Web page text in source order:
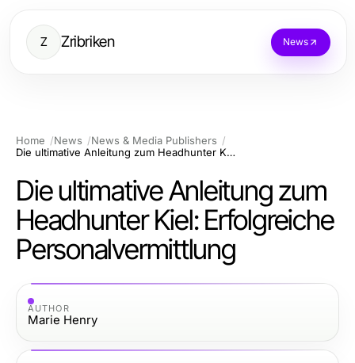
Z Zribriken News
Home News
News & Media Publishers
Die ultimative Anleitung zum Headhunter Kiel: Erfolgreiche Personalvermittlung
Die ultimative Anleitung zum
Headhunter Kiel: Erfolgreiche
Personalvermittlung
AUTHOR
Marie Henry